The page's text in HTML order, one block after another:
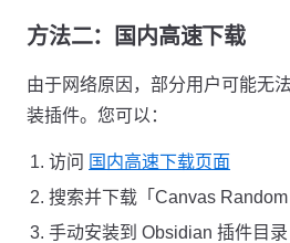
方法二：国内高速下载
由于网络原因，部分用户可能无
装插件。您可以：
访问 国内高速下载页面
搜索并下载「Canvas
手动安装到 Obsidian 插件目录